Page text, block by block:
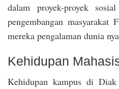
dalam proyek-proyek
pengembangan masyarakat
mereka pengalaman dunia
Kehidupan
Kehidupan kampus di